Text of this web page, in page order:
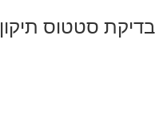
בדיקת סטטוס תיקון